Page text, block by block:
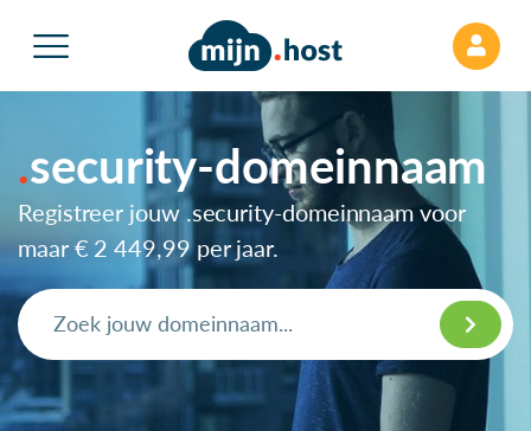
security-domeinnaam
Registreer jouw .security-domeinnaam voor
maar € 2 449,99per jaar.